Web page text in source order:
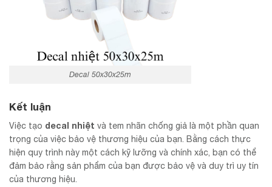
Decal 50x30x25m
Kết luận
Việc tạo decal nhiệt và tem nhãn chống giả là một phần quan
trọng của việc bảo vệ thương hiệu của bạn. Bằng cách thực
hiện quy trình này một cách kỹ lưỡng và chính xác, bạn có thể
đảm bảo rằng sản phẩm của bạn được bảo vệ và duy trì uy tín
của thương hiệu.